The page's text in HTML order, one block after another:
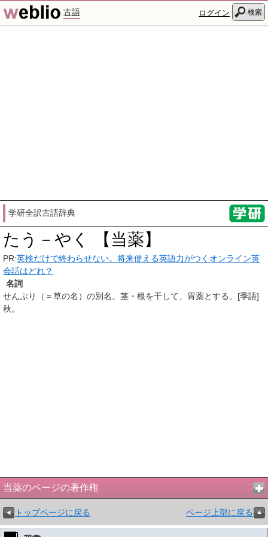
古語 ログイン 検索
学研全訳古語辞典
たう－やく 【当薬】
PR:英検だけで終わらせない。将来使える英語力がつくオンライン英
会話はどれ？
名詞
せんぶり（＝草の名）の別名。茎・根を干して、胃薬とする。[季語]
秋。
当薬のページの著作権
トップページに戻る ページ上部に戻る